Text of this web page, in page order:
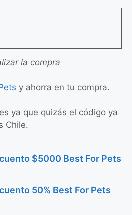
la compra
y ahorra en tu compra.
ya que quizás el código ya
Chile.
$5000 Best For Pets
50% Best For Pets